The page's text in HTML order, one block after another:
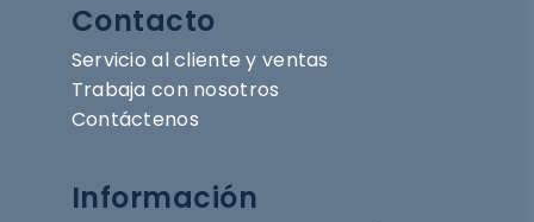
Contacto
Servicio al cliente y ventas
Trabaja con nosotros
Contáctenos
Información